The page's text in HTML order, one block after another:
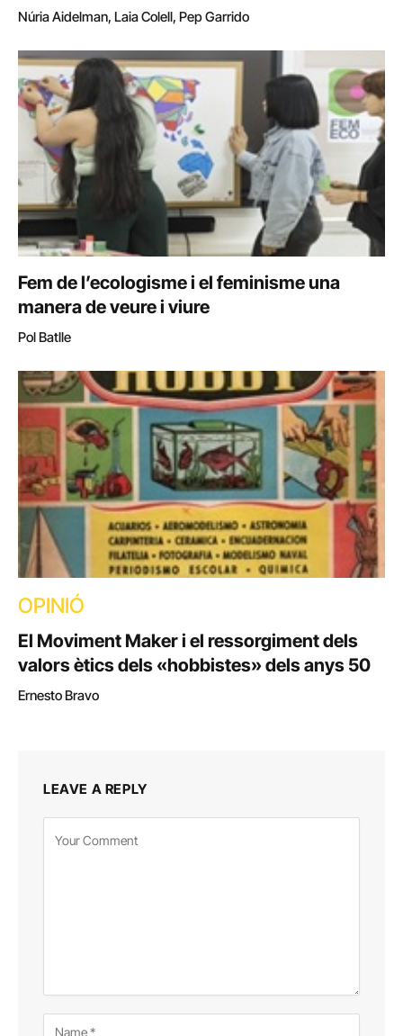
Núria Aidelman, Laia Colell, Pep Garrido
Fem de l’ecologisme i el feminisme una
manera de veure i viure
Pol Batlle
OPINIÓ
El Moviment Maker i el ressorgiment dels
valors ètics dels «hobbistes» dels anys 50
Ernesto Bravo
LEAVE A REPLY